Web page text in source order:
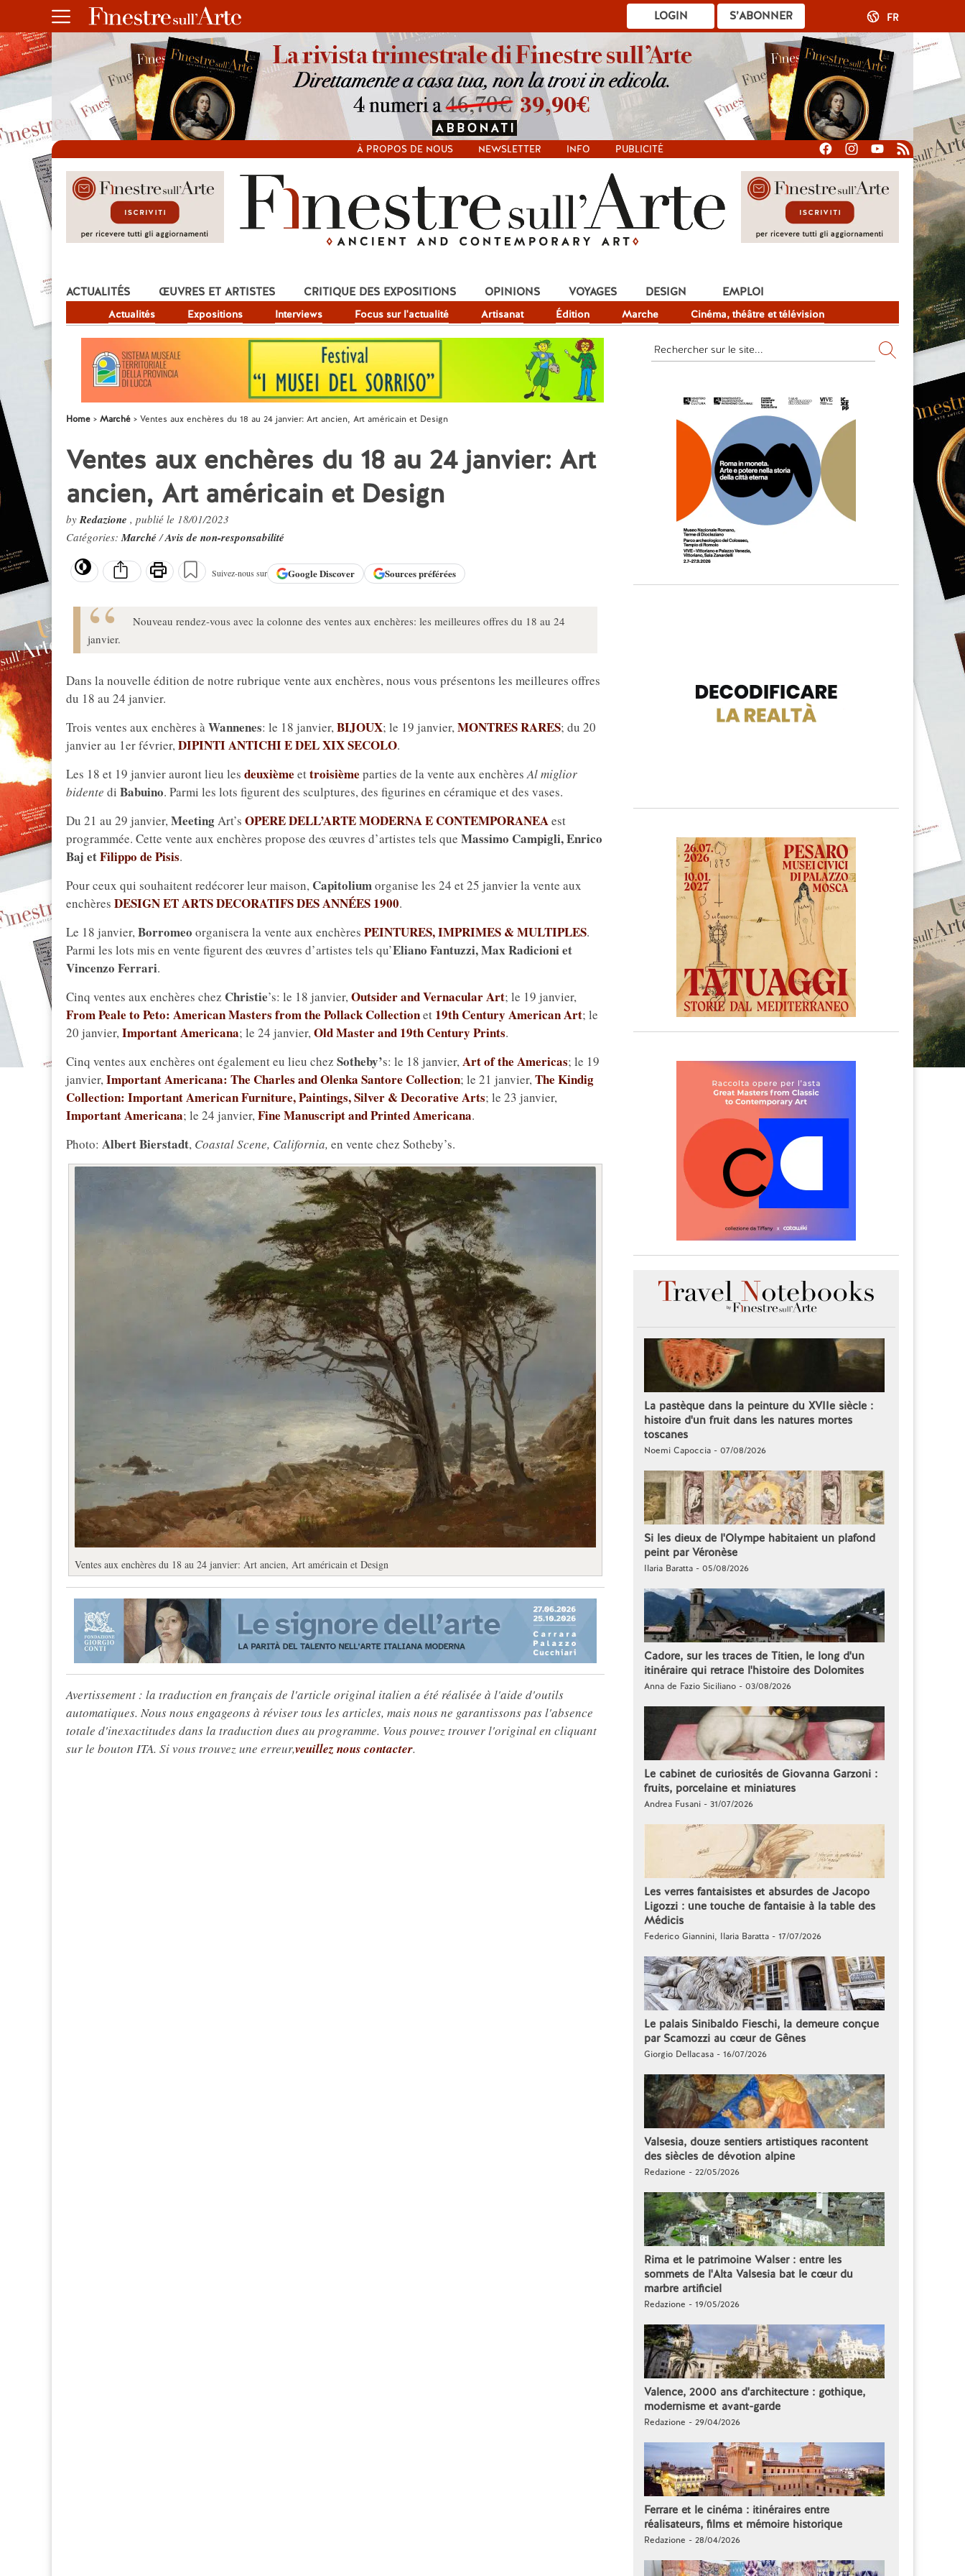
S’ABONNER
LOGIN FR
À PROPOS DE NOUS NEWSLETTER INFO PUBLICITÉ
ACTUALITÉS
Actualités Expositions Interviews Focus sur l'actualité Artisanat Édition Marche Cinéma, théâtre et télévision
ŒUVRES ET ARTISTES CRITIQUE DES EXPOSITIONS OPINIONS VOYAGES DESIGN EMPLOI
Home Marché Ventes aux enchères du 18 au 24 janvier: Art ancien, Art américain et Design
Ventes aux enchères du 18 au 24 janvier: Art
ancien, Art américain et Design
byRedazione , publié le 18/01/2023
Catégories:Marché/Avis de non-responsabilité
Suivez-nous sur GoogleDiscover Sources préférées
Nouveau rendez-vous avec la colonne des ventes aux enchères: les meilleures offres du 18 au 24
janvier.
Dans la nouvelle édition de notre rubrique vente aux enchères, nous vous présentons les meilleures offres
du 18 au 24 janvier.
Trois ventes aux enchères àWannenes: le 18 janvier,BIJOUX; le 19 janvier,MONTRES RARES; du 20
janvier au 1er février,DIPINTI ANTICHI E DEL XIX SECOLO.
Les 18 et 19 janvier auront lieu les deuxième ettroisième parties de la vente aux enchèresAl miglior
bidente di Babuino. Parmi les lots figurent des sculptures, des figurines en céramique et des vases.
Du 21 au 29 janvier,MeetingArt’s OPERE DELL’ARTE MODERNA E CONTEMPORANEAest
programmée. Cette vente aux enchères propose des œuvres d’artistes tels que Massimo Campigli, Enrico
Baj etFilippo de Pisis.
Pour ceux qui souhaitent redécorer leur maison, Capitoliumorganise les 24 et 25 janvier la vente aux
enchères DESIGN ET ARTS DECORATIFS DES ANNÉES 1900.
Le 18 janvier,Borromeo organisera la vente aux enchères PEINTURES, IMPRIMES & MULTIPLES.
Parmi les lots mis en vente figurent des œuvres d’artistes tels qu’Eliano Fantuzzi, Max Radicioni et
Vincenzo Ferrari.
Cinq ventes aux enchères chez Christie’s: le 18 janvier,Outsider and Vernacular Art; le 19 janvier,
From Peale to Peto: American Masters from the Pollack Collectionet 19th Century American Art; le
20 janvier,Important Americana; le 24 janvier,Old Master and 19th Century Prints.
Cinq ventes aux enchères ont également eu lieu chez Sotheby’s: le 18 janvier,Art of the Americas; le 19
janvier,Important Americana: The Charles and Olenka Santore Collection; le 21 janvier,The Kindig
Collection: Important American Furniture, Paintings, Silver & Decorative Arts; le 23 janvier,
Important Americana; le 24 janvier,Fine Manuscript and Printed Americana.
Photo: Albert Bierstadt, Coastal Scene, California, en vente chez Sotheby’s.
Ventes aux enchères du 18 au 24 janvier: Art ancien, Art américain et Design
Avertissement : la traduction en français de l'article original italien a été réalisée à l'aide d'outils
automatiques. Nous nous engageons à réviser tous les articles, mais nous ne garantissons pas l'absence
totale d'inexactitudes dans la traduction dues au programme. Vous pouvez trouver l'original en cliquant
sur le bouton ITA. Si vous trouvez une erreur,veuillez nous contacter.
La pastèque dans la peinture du XVIIe siècle :
histoire d'un fruit dans les natures mortes
toscanes
Noemi Capoccia - 07/08/2026
Si les dieux de l'Olympe habitaient un plafond
peint par Véronèse
Ilaria Baratta - 05/08/2026
Cadore, sur les traces de Titien, le long d'un
itinéraire qui retrace l'histoire des Dolomites
Anna de Fazio Siciliano - 03/08/2026
Le cabinet de curiosités de Giovanna Garzoni :
fruits, porcelaine et miniatures
Andrea Fusani - 31/07/2026
Les verres fantaisistes et absurdes de Jacopo
Ligozzi : une touche de fantaisie à la table des
Médicis
Federico Giannini, Ilaria Baratta - 17/07/2026
Le palais Sinibaldo Fieschi, la demeure conçue
par Scamozzi au cœur de Gênes
Giorgio Dellacasa - 16/07/2026
Valsesia, douze sentiers artistiques racontent
des siècles de dévotion alpine
Redazione - 22/05/2026
Rima et le patrimoine Walser : entre les
sommets de l'Alta Valsesia bat le cœur du
marbre artificiel
Redazione - 19/05/2026
Valence, 2000 ans d'architecture : gothique,
modernisme et avant-garde
Redazione - 29/04/2026
Ferrare et le cinéma : itinéraires entre
réalisateurs, films et mémoire historique
Redazione - 28/04/2026